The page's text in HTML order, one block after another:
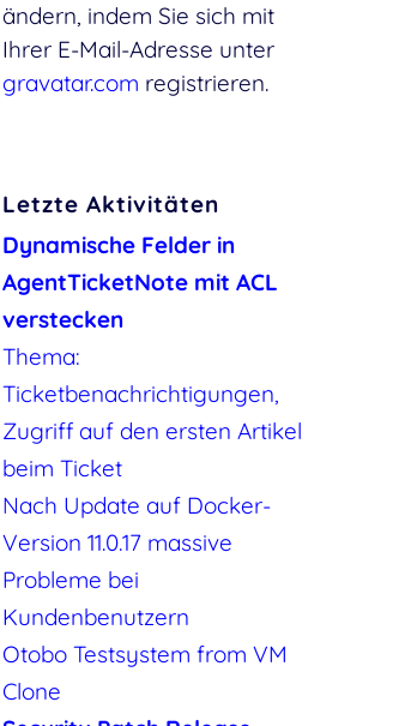
ändern, indem Sie sich mit
Ihrer E-Mail-Adresse unter
gravatar.com registrieren.
Letzte Aktivitäten
Dynamische Felder in
AgentTicketNote mit ACL
verstecken
Thema:
Ticketbenachrichtigungen,
Zugriff auf den ersten Artikel
beim Ticket
Nach Update auf Docker-
Version 11.0.17 massive
Probleme bei
Kundenbenutzern
Otobo Testsystem from VM
Clone